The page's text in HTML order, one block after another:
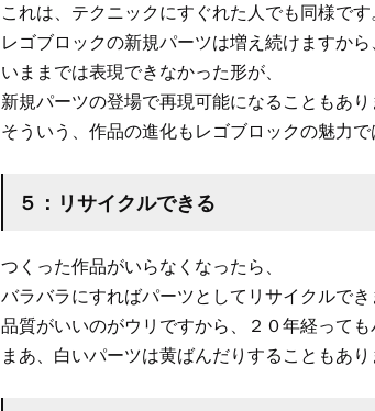
これは、テクニックにすぐれた人でも同様です
レゴブロックの新規パーツは増え続けますから
いままでは表現できなかった形が、
新規パーツの登場で再現可能になることもあり
そういう、作品の進化もレゴブロックの魅力で
５：リサイクルできる
つくった作品がいらなくなったら、
バラバラにすればパーツとしてリサイクルでき
品質がいいのがウリですから、２０年経っても
まあ、白いパーツは黄ばんだりすることもあり